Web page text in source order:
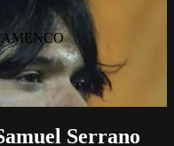
Serrano